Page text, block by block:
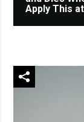
Apply This